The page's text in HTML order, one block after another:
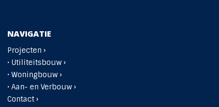
NAVIGATIE
Projecten ›
• Utiliteitsbouw ›
• Woningbouw ›
• Aan- en Verbouw ›
Contact ›